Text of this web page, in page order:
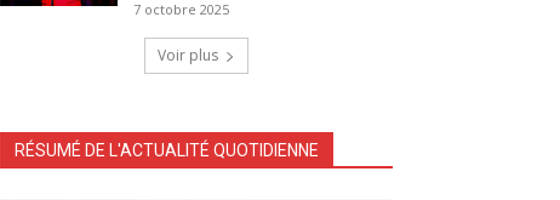
7 octobre 2025
Voir plus
RÉSUMÉ DE L'ACTUALITÉ QUOTIDIENNE